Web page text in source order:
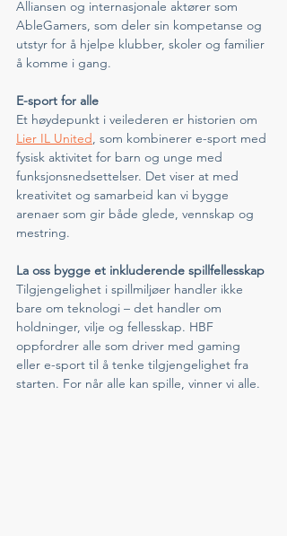
Alliansen og internasjonale aktører som
AbleGamers, som deler sin kompetanse og
utstyr for å hjelpe klubber, skoler og familier
å komme i gang.
E-sport for alle
Et høydepunkt i veilederen er historien om
Lier IL United, som kombinerer e-sport med
fysisk aktivitet for barn og unge med
funksjonsnedsettelser. Det viser at med
kreativitet og samarbeid kan vi bygge
arenaer som gir både glede, vennskap og
mestring.
La oss bygge et inkluderende spillfellesskap
Tilgjengelighet i spillmiljøer handler ikke
bare om teknologi – det handler om
holdninger, vilje og fellesskap. HBF
oppfordrer alle som driver med gaming
eller e-sport til å tenke tilgjengelighet fra
starten. For når alle kan spille, vinner vi alle.